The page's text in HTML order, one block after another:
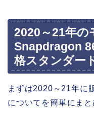
2020～21年の
Snapdragon
格スタンダー
まずは2020～21年に
についてを簡単にまと